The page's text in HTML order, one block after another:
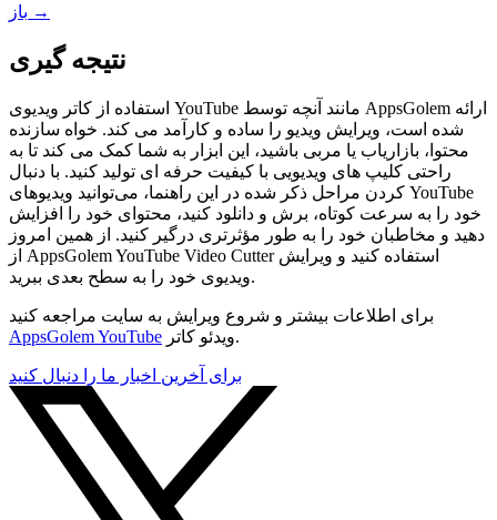
باز →
نتیجه گیری
استفاده از کاتر ویدیوی YouTube مانند آنچه توسط AppsGolem ارائه
شده است، ویرایش ویدیو را ساده و کارآمد می کند. خواه سازنده
محتوا، بازاریاب یا مربی باشید، این ابزار به شما کمک می کند تا به
راحتی کلیپ های ویدیویی با کیفیت حرفه ای تولید کنید. با دنبال
کردن مراحل ذکر شده در این راهنما، می‌توانید ویدیوهای YouTube
خود را به سرعت کوتاه، برش و دانلود کنید، محتوای خود را افزایش
دهید و مخاطبان خود را به طور مؤثرتری درگیر کنید. از همین امروز
از AppsGolem YouTube Video Cutter استفاده کنید و ویرایش
ویدیوی خود را به سطح بعدی ببرید.
برای اطلاعات بیشتر و شروع ویرایش به سایت مراجعه کنید
AppsGolem YouTube
ویدئو کاتر.
برای آخرین اخبار ما را دنبال کنید